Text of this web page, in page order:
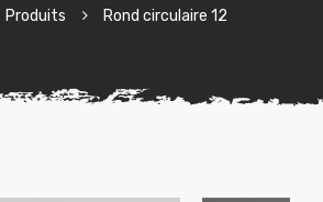
Produits Rond circulaire 12